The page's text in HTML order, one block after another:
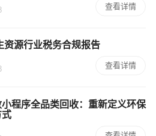
查看详情
资源行业税务合规报告
查看详情
程序全品类回收：重新定义环保
式